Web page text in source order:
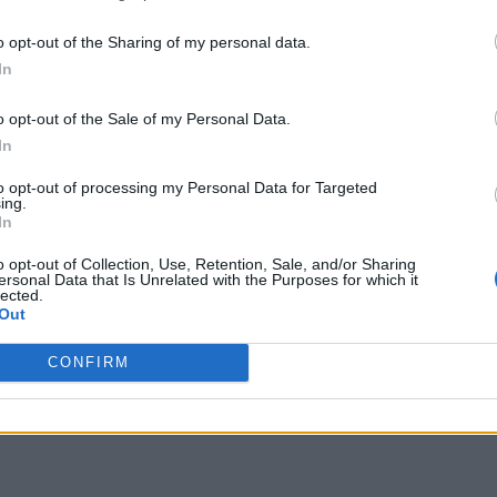
por no participar en la divulgación adicional de su información
en la Lista de participantes intermedios de la IAB.
opt-out of the Sharing of my personal data.
opt-out of the Sale of my Personal Data.
opt-out of processing my Personal Data for Targeted
opt-out of Collection, Use, Retention, Sale, and/or Sharing
Data that Is Unrelated with the Purposes for which it
CONFIRM